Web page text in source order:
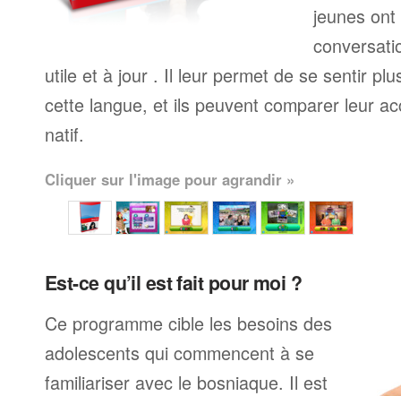
jeunes
utile et à jour . Il leur permet de se sentir
cette langue, et ils peuvent comparer leur
natif.
Cliquer sur l'image pour agrandir »
Est-ce qu’il est fait pour moi ?
Ce programme cible les besoins des
adolescents qui commencent à se
familiariser avec le bosniaque. Il est